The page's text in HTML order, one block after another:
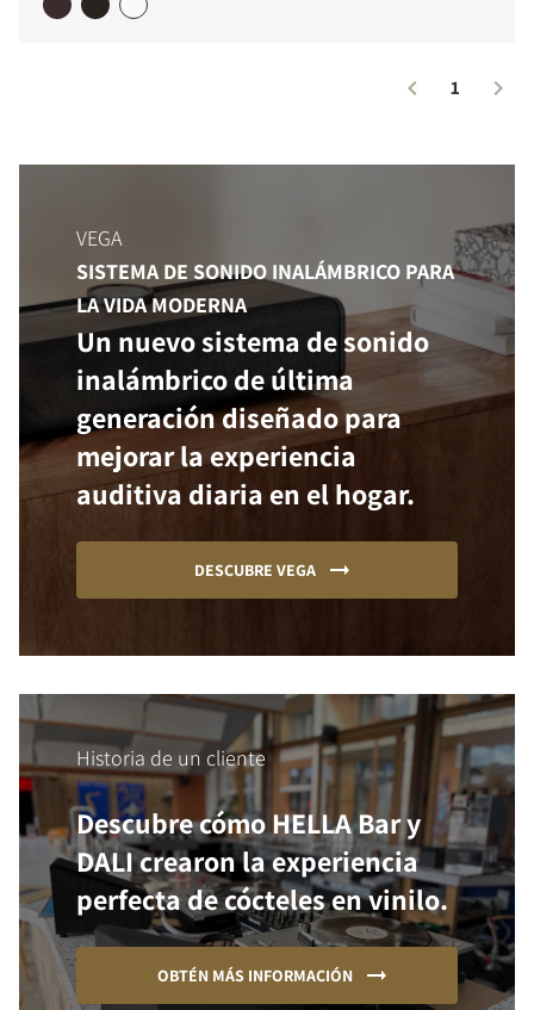
1
VEGA
SISTEMA DE SONIDO INALÁMBRICO PARA
LA VIDA MODERNA
Un nuevo sistema de sonido
inalámbrico de última
generación diseñado para
mejorar la experiencia
auditiva diaria en el hogar.
DESCUBRE VEGA
Historia de un cliente
Descubre cómo HELLA Bar y
DALI crearon la experiencia
perfecta de cócteles en vinilo.
OBTÉN MÁS INFORMACIÓN